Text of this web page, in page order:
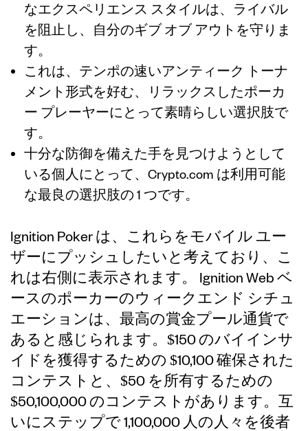
なエクスペリエンス スタイルは、ライバル
を阻止し、自分のギブ オブ アウトを守りま
す。
これは、テンポの速いアンティーク トーナ
メント形式を好む、リラックスしたポーカ
ー プレーヤーにとって素晴らしい選択肢で
す。
十分な防御を備えた手を見つけようとして
いる個人にとって、Crypto.com は利用可能
な最良の選択肢の 1 つです。
Ignition Poker は、これらをモバイル ユー
ザーにプッシュしたいと考えており、こ
れは右側に表示されます。 Ignition Web ベ
ースのポーカーのウィークエンド シチュ
エーションは、最高の賞金プール通貨で
あると感じられます。$150 のバイインサ
イドを獲得するための $10,100 確保された
コンテストと、$50 を所有するための
$50,100,000 のコンテストがあります。互
いにステップで 1,100,000 人の人々を後者